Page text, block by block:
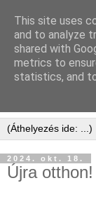
2024. okt. 18.
Újra otthon!
This site uses
and to analyze
shared with
metrics to
statistics, and